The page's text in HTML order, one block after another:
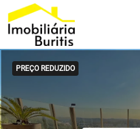
PREÇO REDUZIDO